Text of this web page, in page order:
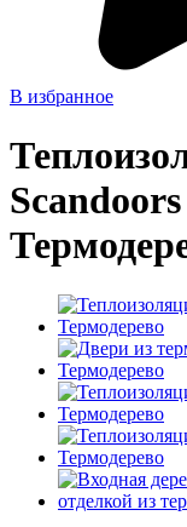
В избранное